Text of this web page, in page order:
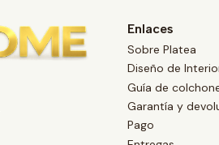
Enlaces
Sobre Platea
Diseño de
Guía de
Garantía y
Pago